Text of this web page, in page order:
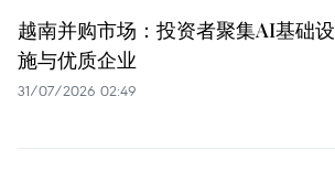
越南并购市场：投资者聚集AI基础设
施与优质企业
31/07/2026 02:49